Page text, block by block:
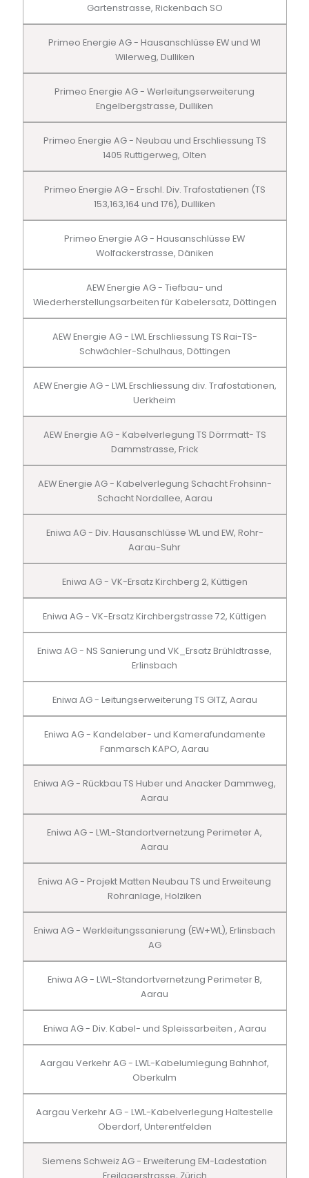
Gartenstrasse, Rickenbach SO
Primeo Energie AG - Hausanschlüsse EW und Wl
Wilerweg, Dulliken
Primeo Energie AG - Werleitungserweiterung
Engelbergstrasse, Dulliken
Primeo Energie AG - Neubau und Erschliessung TS
1405 Ruttigerweg, Olten
Primeo Energie AG - Erschl. Div. Trafostatienen (TS
153,163,164 und 176), Dulliken
Primeo Energie AG - Hausanschlüsse EW
Wolfackerstrasse, Däniken
AEW Energie AG - Tiefbau- und
Wiederherstellungsarbeiten für Kabelersatz, Döttingen
AEW Energie AG - LWL Erschliessung TS Rai-TS-
Schwächler-Schulhaus, Döttingen
AEW Energie AG - LWL Erschliessung div. Trafostationen,
Uerkheim
AEW Energie AG - Kabelverlegung TS Dörrmatt- TS
Dammstrasse, Frick
AEW Energie AG - Kabelverlegung Schacht Frohsinn-
Schacht Nordallee, Aarau
Eniwa AG - Div. Hausanschlüsse WL und EW, Rohr-
Aarau-Suhr
Eniwa AG - VK-Ersatz Kirchberg 2, Küttigen
Eniwa AG - VK-Ersatz Kirchbergstrasse 72, Küttigen
Eniwa AG - NS Sanierung und VK_Ersatz Brühldtrasse,
Erlinsbach
Eniwa AG - Leitungserweiterung TS GITZ, Aarau
Eniwa AG - Kandelaber- und Kamerafundamente
Fanmarsch KAPO, Aarau
Eniwa AG - Rückbau TS Huber und Anacker Dammweg,
Aarau
Eniwa AG - LWL-Standortvernetzung Perimeter A,
Aarau
Eniwa AG - Projekt Matten Neubau TS und Erweiteung
Rohranlage, Holziken
Eniwa AG - Werkleitungssanierung (EW+WL), Erlinsbach
AG
Eniwa AG - LWL-Standortvernetzung Perimeter B,
Aarau
Eniwa AG - Div. Kabel- und Spleissarbeiten , Aarau
Aargau Verkehr AG - LWL-Kabelumlegung Bahnhof,
Oberkulm
Aargau Verkehr AG - LWL-Kabelverlegung Haltestelle
Oberdorf, Unterentfelden
Siemens Schweiz AG - Erweiterung EM-Ladestation
Freilagerstrasse, Zürich